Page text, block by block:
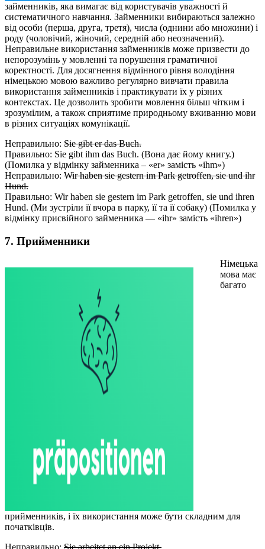
займенників, яка вимагає від користувачів уважності й
систематичного навчання. Займенники вибираються залежно
від особи (перша, друга, третя), числа (однини або множини) і
роду (чоловічий, жіночий, середній або неозначений).
Неправильне використання займенників може призвести до
непорозумінь у мовленні та порушення граматичної
коректності. Для досягнення відмінного рівня володіння
німецькою мовою важливо регулярно вивчати правила
використання займенників і практикувати їх у різних
контекстах. Це дозволить зробити мовлення більш чітким і
зрозумілим, а також сприятиме природньому вживанню мови
в різних ситуаціях комунікації.
Неправильно: Sie gibt er das Buch.
Правильно: Sie gibt ihm das Buch. (Вона дає йому книгу.)
(Помилка у відмінку займенника – «er» замість «ihm»)
Неправильно: Wir haben sie gestern im Park getroffen, sie und ihr
Hund.
Правильно: Wir haben sie gestern im Park getroffen, sie und ihren
Hund. (Ми зустріли її вчора в парку, її та її собаку) (Помилка у
відмінку присвійного займенника — «ihr» замість «ihren»)
7. Прийменники
Німецька
мова має
багато
прийменників, і їх використання може бути складним для
початківців.